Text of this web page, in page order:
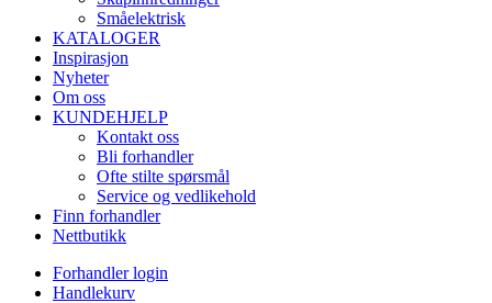
Småelektrisk
KATALOGER
Inspirasjon
Nyheter
Om oss
KUNDEHJELP
Kontakt oss
Bli forhandler
Ofte stilte spørsmål
Service og vedlikehold
Finn forhandler
Nettbutikk
Forhandler login
Handlekurv